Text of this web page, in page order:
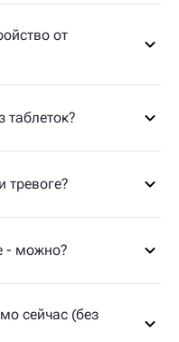
от
таблеток?
тревоге?
- можно?
сейчас (без